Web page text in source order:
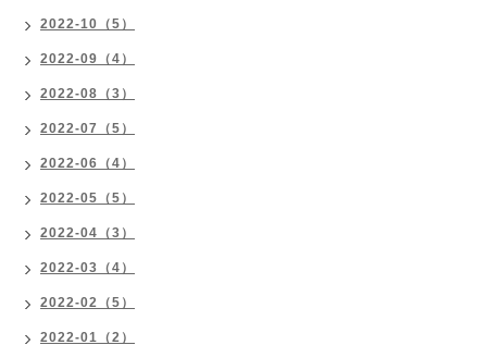
2022-10（5）
2022-09（4）
2022-08（3）
2022-07（5）
2022-06（4）
2022-05（5）
2022-04（3）
2022-03（4）
2022-02（5）
2022-01（2）